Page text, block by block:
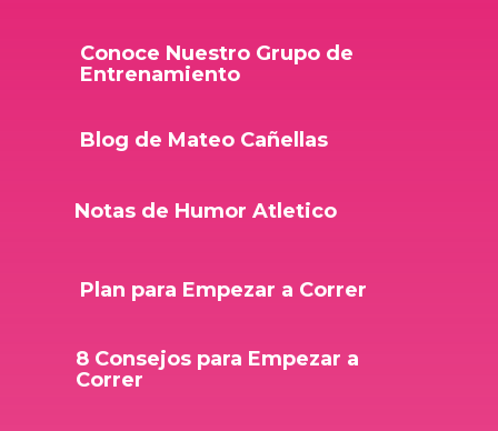
Conoce Nuestro Grupo de
Entrenamiento
Blog de Mateo Cañellas
Notas de Humor Atletico
Plan para Empezar a Correr
8 Consejos para Empezar a
Correr